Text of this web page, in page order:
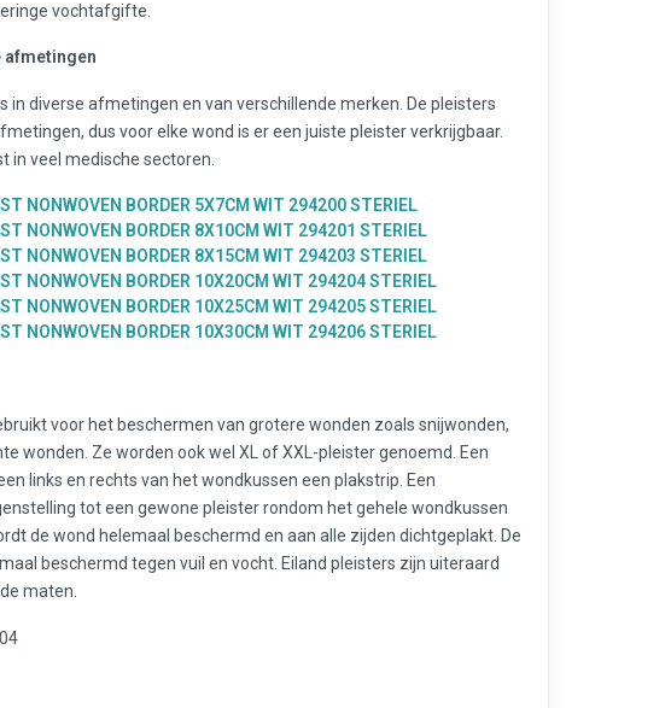
vochtafgifte.
afmetingen
in diverse afmetingen en van verschillende merken. De pleisters
dus voor elke wond is er een juiste pleister verkrijgbaar.
in veel medische sectoren.
NONWOVEN BORDER 5X7CM WIT 294200 STERIEL
NONWOVEN BORDER 8X10CM WIT 294201 STERIEL
NONWOVEN BORDER 8X15CM WIT 294203 STERIEL
NONWOVEN BORDER 10X20CM WIT 294204 STERIEL
NONWOVEN BORDER 10X25CM WIT 294205 STERIEL
NONWOVEN BORDER 10X30CM WIT 294206 STERIEL
voor het beschermen van grotere wonden zoals snijwonden,
wonden. Ze worden ook wel XL of XXL-pleister genoemd. Een
links en rechts van het wondkussen een plakstrip. Een
tot een gewone pleister rondom het gehele wondkussen
de wond helemaal beschermd en aan alle zijden dichtgeplakt. De
beschermd tegen vuil en vocht. Eiland pleisters zijn uiteraard
maten.